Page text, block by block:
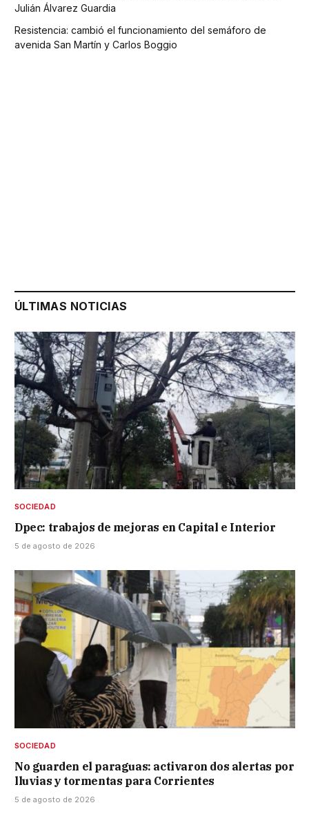
Julián Álvarez Guardia
Resistencia: cambió el funcionamiento del semáforo de
avenida San Martín y Carlos Boggio
ÚLTIMAS NOTICIAS
SOCIEDAD
Dpec: trabajos de mejoras en Capital e Interior
5 de agosto de 2026
SOCIEDAD
No guarden el paraguas: activaron dos alertas por
lluvias y tormentas para Corrientes
5 de agosto de 2026